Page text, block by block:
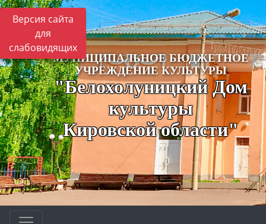
Версия сайта
для
слабовидящих
МУНИЦИПАЛЬНОЕ БЮДЖЕТНОЕ
УЧРЕЖДЕНИЕ КУЛЬТУРЫ
"Белохолуницкий Дом
культуры
Кировской области"